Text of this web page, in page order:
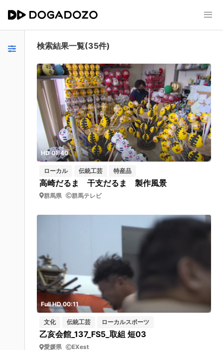
検索結果一覧(35件)
HD 01:40
ローカル 伝統工芸 特産品
高崎だるま 干支だるま 製作風景
群馬県 群馬テレビ
Full HD 00:11
文化 伝統工芸 ローカルスポーツ
乙亥会館_137_FS5_取組 短03
愛媛県 EXest